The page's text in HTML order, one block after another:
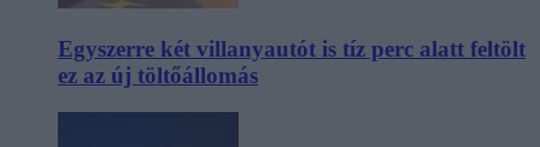
Egyszerre két villanyautót is tíz perc alatt feltölt
ez az új töltőállomás